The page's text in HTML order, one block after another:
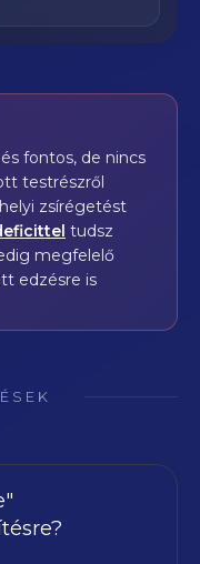
fontos, de nincs
testrészről
zsírégetést
tudsz
megfelelő
edzésre is